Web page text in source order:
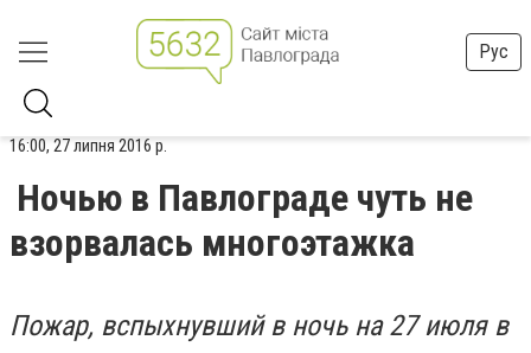
Рус
16:00, 27 липня 2016 р.
Ночью в Павлограде чуть не
взорвалась многоэтажка
Пожар, вспыхнувший в ночь на 27 июля в